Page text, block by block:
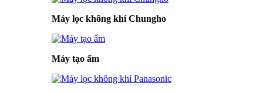
Máy lọc không khí Chungho
Máy tạo ẩm